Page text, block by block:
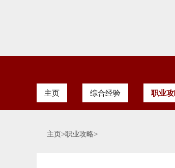
主页 综合经验 职业
主页>职业攻略>